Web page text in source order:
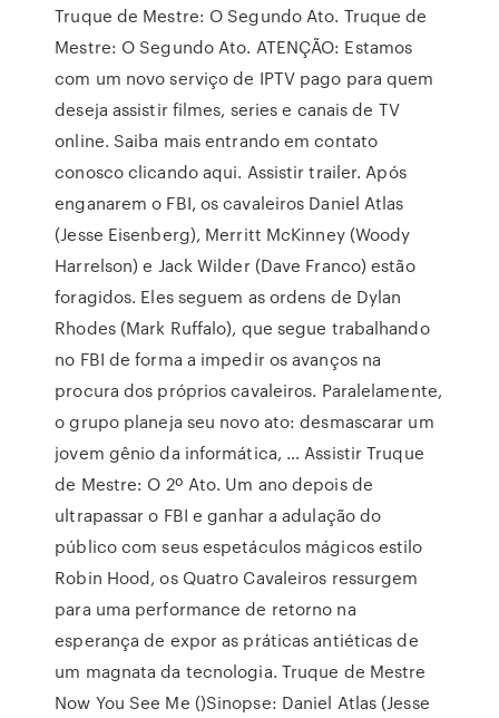
Truque de Mestre: O Segundo Ato. Truque de
Mestre: O Segundo Ato. ATENÇÃO: Estamos
com um novo serviço de IPTV pago para quem
deseja assistir filmes, series e canais de TV
online. Saiba mais entrando em contato
conosco clicando aqui. Assistir trailer. Após
enganarem o FBI, os cavaleiros Daniel Atlas
(Jesse Eisenberg), Merritt McKinney (Woody
Harrelson) e Jack Wilder (Dave Franco) estão
foragidos. Eles seguem as ordens de Dylan
Rhodes (Mark Ruffalo), que segue trabalhando
no FBI de forma a impedir os avanços na
procura dos próprios cavaleiros. Paralelamente,
o grupo planeja seu novo ato: desmascarar um
jovem gênio da informática, … Assistir Truque
de Mestre: O 2º Ato. Um ano depois de
ultrapassar o FBI e ganhar a adulação do
público com seus espetáculos mágicos estilo
Robin Hood, os Quatro Cavaleiros ressurgem
para uma performance de retorno na
esperança de expor as práticas antiéticas de
um magnata da tecnologia. Truque de Mestre
Now You See Me ()Sinopse: Daniel Atlas (Jesse